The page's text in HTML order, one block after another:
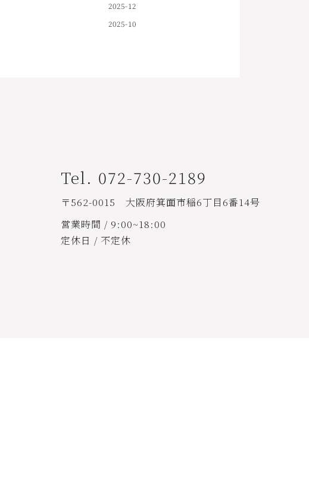
2025-12
2025-10
Tel. 072-730-2189
〒562-0015 大阪府箕面市稲6丁目6番14号
営業時間 / 9:00~18:00
定休日 / 不定休